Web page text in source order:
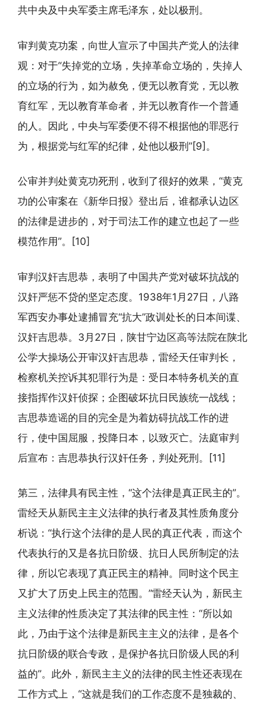
共中央及中央军委主席毛泽东，处以极刑。
审判黄克功案，向世人宣示了中国共产党人的法律
观：对于“失掉党的立场，失掉革命立场的，失掉人
的立场的行为，如为赦免，便无以教育党，无以教
育红军，无以教育革命者，并无以教育作一个普通
的人。因此，中央与军委便不得不根据他的罪恶行
为，根据党与红军的纪律，处他以极刑”[9]。
公审并判处黄克功死刑，收到了很好的效果，“黄克
功的公审案在《新华日报》登出后，谁都承认边区
的法律是进步的，对于司法工作的建立也起了一些
模范作用”。[10]
审判汉奸吉思恭，表明了中国共产党对破坏抗战的
汉奸严惩不贷的坚定态度。1938年1月27日，八路
军西安办事处逮捕冒充“抗大”政训处长的日本间谍、
汉奸吉思恭。3月27日，陕甘宁边区高等法院在陕北
公学大操场公开审汉奸吉思恭，雷经天任审判长，
检察机关控诉其犯罪行为是：受日本特务机关的直
接指挥作汉奸侦探；企图破坏抗日民族统一战线；
吉思恭造谣的目的完全是为着妨碍抗战工作的进
行，使中国屈服，投降日本，以致灭亡。法庭审判
后宣布：吉思恭执行汉奸任务，判处死刑。[11]
第三，法律具有民主性，“这个法律是真正民主的”。
雷经天从新民主主义法律的执行者及其性质角度分
析说：“执行这个法律的是人民的真正代表，而这个
代表执行的又是各抗日阶级、抗日人民所制定的法
律，所以它表现了真正民主的精神。同时这个民主
又扩大了历史上民主的范围。”雷经天认为，新民主
主义法律的性质决定了其法律的民主性：“所以如
此，乃由于这个法律是新民主主义的法律，是各个
抗日阶级的联合专政，是保护各抗日阶级人民的利
益的”。此外，新民主主义的法律的民主性还表现在
工作方式上，“这就是我们的工作态度不是独裁的、